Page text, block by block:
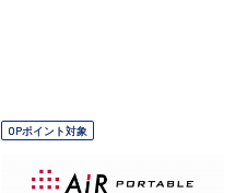
OPポイント対象